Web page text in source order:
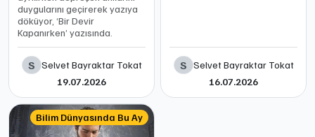
duygularını geçirerek yazıya
döküyor, ‘Bir Devir
Kapanırken’ yazısında.
S Selvet Bayraktar Tokat
19.07.2026
S Selvet Bayraktar Tokat
16.07.2026
Bilim Dünyasında Bu Ay